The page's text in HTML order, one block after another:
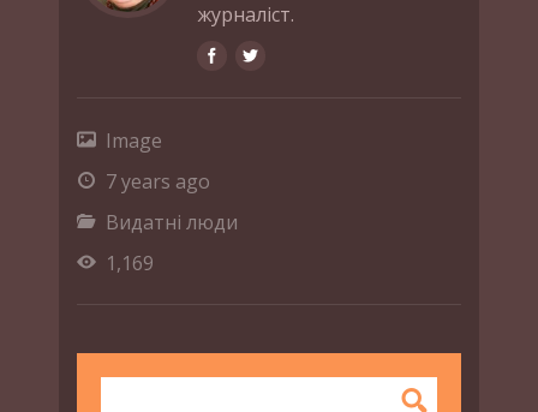
журналіст.
Image
7 years ago
Видатні люди
1,169